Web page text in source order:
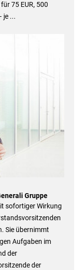
75 EUR, 500
je ...
Gruppe
sofortiger Wirkung
Sie übernimmt
Aufgaben im
der
der